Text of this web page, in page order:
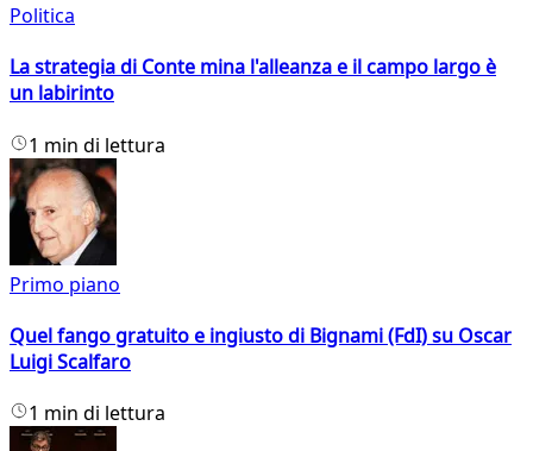
Politica
La strategia di Conte mina l'alleanza e il campo largo è
un labirinto
1 min di lettura
Primo piano
Quel fango gratuito e ingiusto di Bignami (FdI) su Oscar
Luigi Scalfaro
1 min di lettura